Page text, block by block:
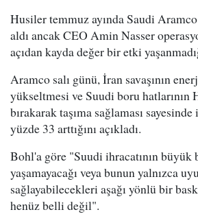
Husiler temmuz ayında Saudi
aldı ancak CEO Amin Nasser
açıdan kayda değer bir etki
Aramco salı günü, İran savaşının
yükseltmesi ve Suudi boru hatlarının
bırakarak taşıma sağlaması
yüzde 33 arttığını açıkladı.
Bohl'a göre "Suudi ihracatının büyük
yaşamayacağı veya bunun yalnızca
sağlayabilecekleri aşağı yönlü bir
henüz belli değil".